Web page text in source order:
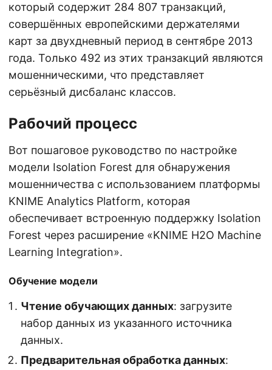
который содержит 284 807 транзакций,
совершённых европейскими держателями
карт за двухдневный период в сентябре 2013
года. Только 492 из этих транзакций являются
мошенническими, что представляет
серьёзный дисбаланс классов.
Рабочий процесс
Вот пошаговое руководство по настройке
модели Isolation Forest для обнаружения
мошенничества с использованием платформы
KNIME Analytics Platform, которая
обеспечивает встроенную поддержку Isolation
Forest через расширение «KNIME H2O Machine
Learning Integration».
Обучение модели
Чтение обучающих данных: загрузите
набор данных из указанного источника
данных.
Предварительная обработка данных: